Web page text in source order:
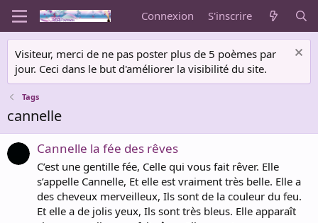
Connexion S'inscrire
Visiteur, merci de ne pas poster plus de 5 poèmes par
jour. Ceci dans le but d'améliorer la visibilité du site.
Tags
cannelle
Cannelle la fée des rêves
C’est une gentille fée, Celle qui vous fait rêver. Elle
s’appelle Cannelle, Et elle est vraiment très belle. Elle a
des cheveux merveilleux, Ils sont de la couleur du feu.
Et elle a de jolis yeux, Ils sont très bleus. Elle apparaît